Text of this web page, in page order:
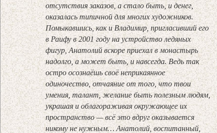
отсутствия заказов, а стало быть, и денег,
оказалась типичной для многих художников.
Помыкавшись, как и Владимир, пригласивший его
в Раифу в 2001 году на устройство ледяных
фигур, Анатолий вскоре приехал в монастырь
надолго, а может быть, и навсегда. Ведь так
остро осознаёшь своё неприкаянное
одиночество, отчаяние от того, что твои
умения, талант, желание быть полезным людям,
украшая и облагораживая окружающее их
пространство — всё это вдруг оказывается
никому не нужным… Анатолий, воспитанный,